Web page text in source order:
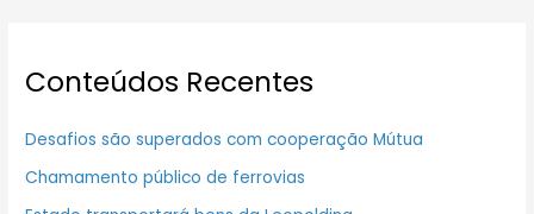
Conteúdos Recentes
Desafios são superados com cooperação Mútua
Chamamento público de ferrovias